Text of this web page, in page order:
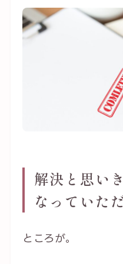
解決と思い
なっていた
ところが。